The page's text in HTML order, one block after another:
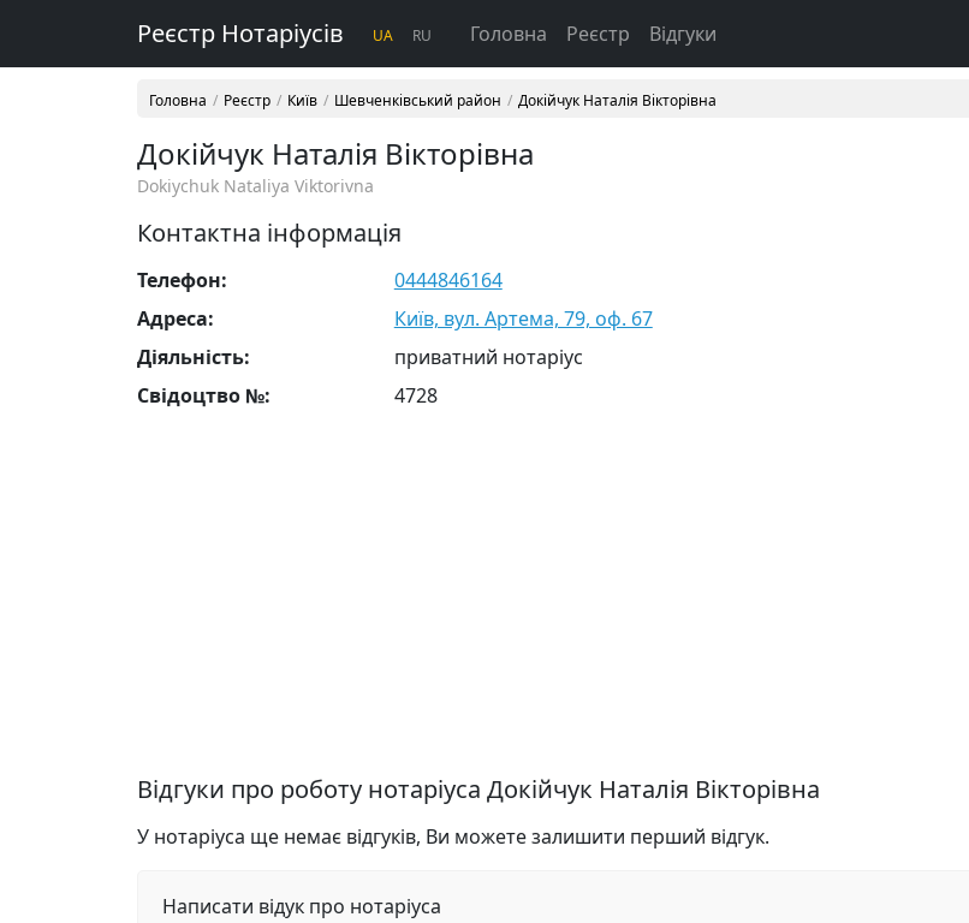
Реєстр Нотаріусів UA RU Головна Реєстр Відгуки
Головна Реєстр Київ Шевченківський район Докійчук Наталія Вікторівна
Докійчук Наталія Вікторівна
Dokiychuk Nataliya Viktorivna
Контактна інформація
Телефон:
0444846164
Адреса:
Київ, вул. Артема, 79, оф. 67
Діяльність:
приватний нотаріус
Свідоцтво №:
4728
Відгуки про роботу нотаріуса Докійчук Наталія Вікторівна
У нотаріуса ще немає відгуків, Ви можете залишити перший відгук.
Написати відук про нотаріуса